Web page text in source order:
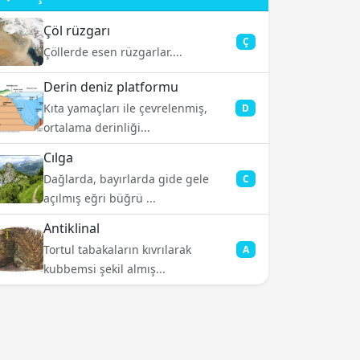
Çöl rüzgarı
Çöllerde esen rüzgarlar....
Ç
Derin deniz platformu
Kıta yamaçları ile çevrelenmiş,
ortalama derinliği...
D
Cılga
Dağlarda, bayırlarda gide gele
açılmış eğri büğrü ...
C
Antiklinal
Tortul tabakaların kıvrılarak
kubbemsi şekil almış...
A